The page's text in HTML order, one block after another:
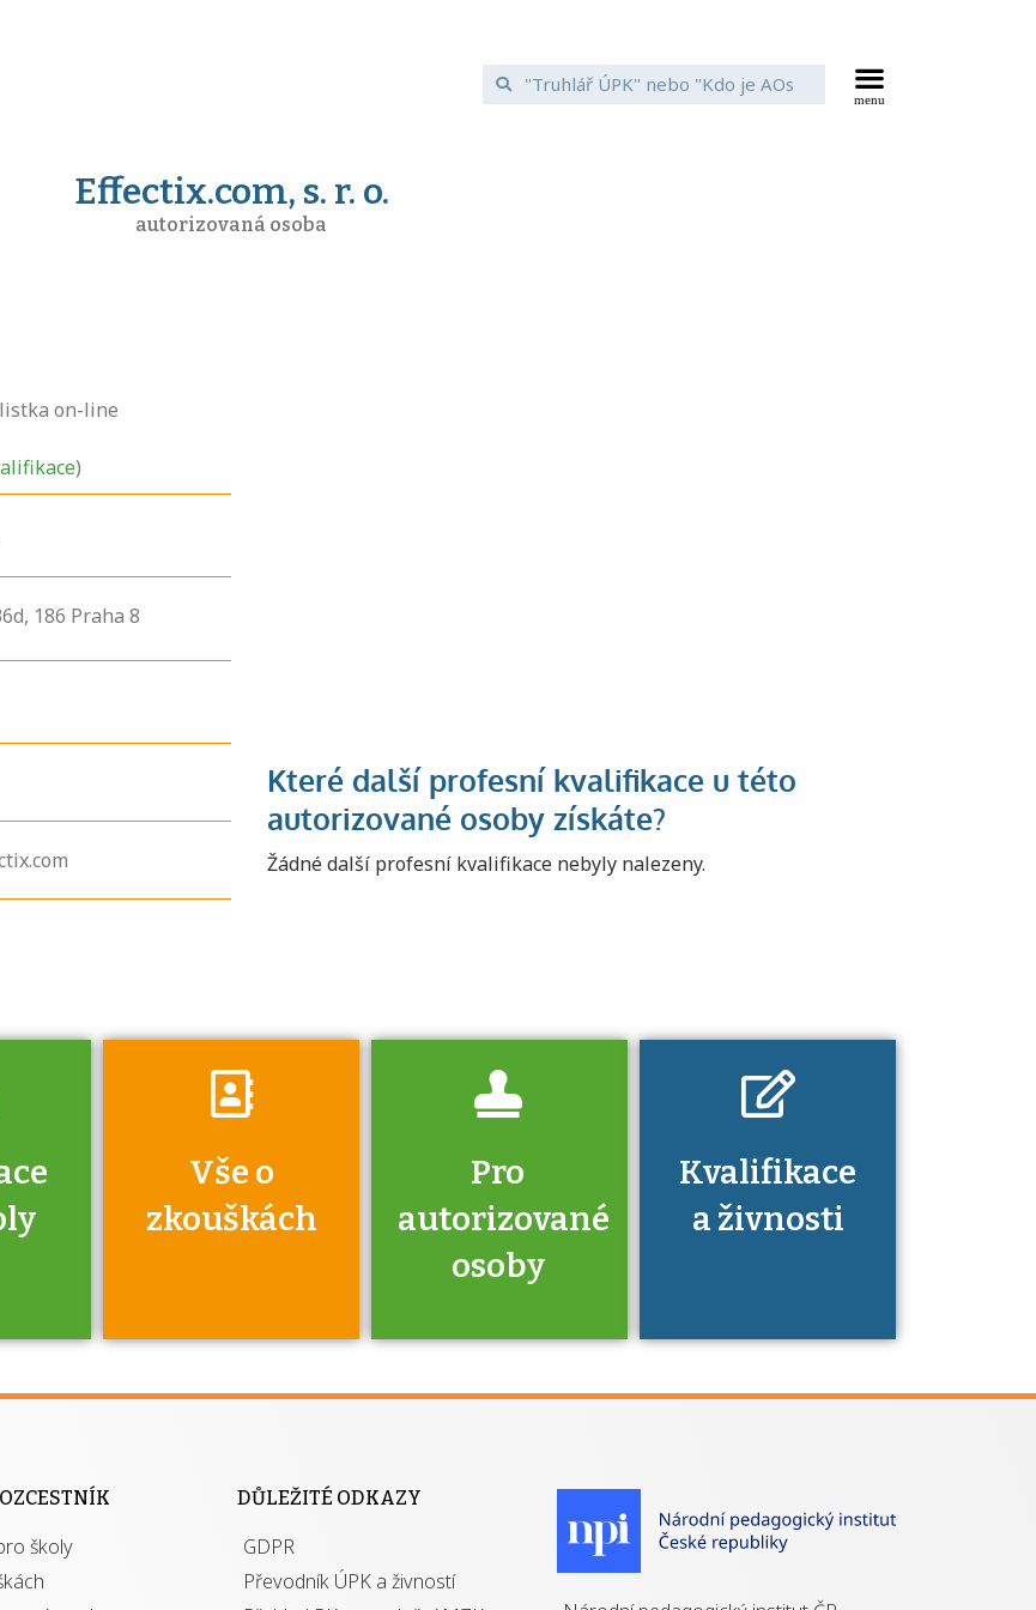
Effectix.com, s. r. o.
autorizovaná osoba
on-line
)
186 Praha 8
Žádné další profesní kvalifikace nebyly nalezeny.
Vše o
zkouškách
Zjistěte, jak se
přihlásit ke
zkoušce a kde
získáte informace
Pro
autorizované
osoby
výhody má získání
Kvalifikace
a živnosti
U řady živností je
určitá kvalifikace.
školy
DŮLEŽITÉ ODKAZY
GDPR
Převodník ÚPK a živností